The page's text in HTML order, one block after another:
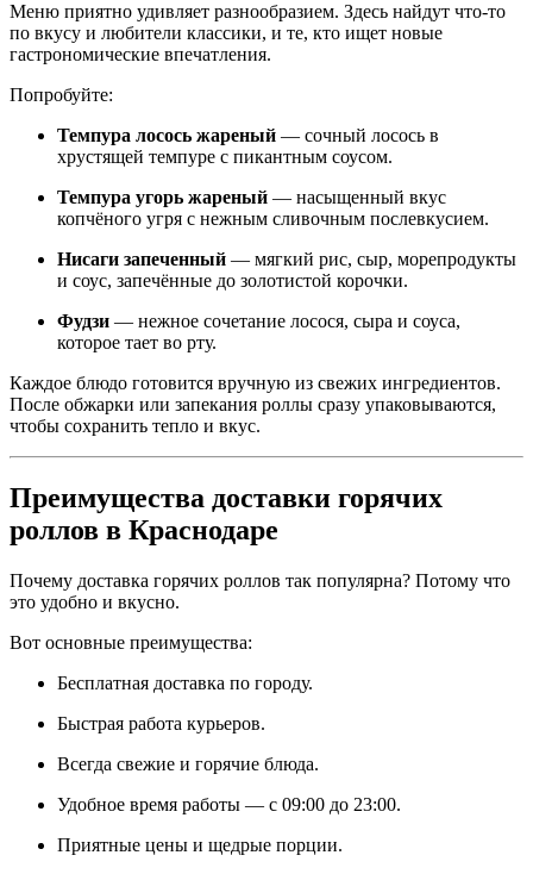
Меню приятно удивляет разнообразием. Здесь найдут что-то
по вкусу и любители классики, и те, кто ищет новые
гастрономические впечатления.
Попробуйте:
Темпура лосось жареный — сочный лосось в
хрустящей темпуре с пикантным соусом.
Темпура угорь жареный — насыщенный вкус
копчёного угря с нежным сливочным послевкусием.
Нисаги запеченный — мягкий рис, сыр, морепродукты
и соус, запечённые до золотистой корочки.
Фудзи — нежное сочетание лосося, сыра и соуса,
которое тает во рту.
Каждое блюдо готовится вручную из свежих ингредиентов.
После обжарки или запекания роллы сразу упаковываются,
чтобы сохранить тепло и вкус.
Преимущества доставки горячих
роллов в Краснодаре
Почему доставка горячих роллов так популярна? Потому что
это удобно и вкусно.
Вот основные преимущества:
Бесплатная доставка по городу.
Быстрая работа курьеров.
Всегда свежие и горячие блюда.
Удобное время работы — с 09:00 до 23:00.
Приятные цены и щедрые порции.